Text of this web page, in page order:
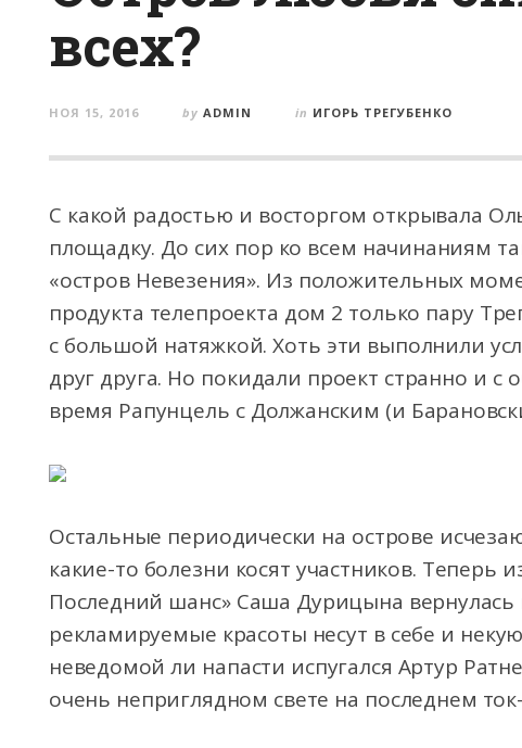
всех?
НОЯ 15, 2016 by ADMIN in ИГОРЬ ТРЕГУБЕНКО
С какой радостью и восторгом открывала
площадку. До сих пор ко всем начинаниям
«остров Невезения». Из положительных
продукта телепроекта дом 2 только пару
с большой натяжкой. Хоть эти выполнили
друг друга. Но покидали проект странно и
время Рапунцель с Должанским (и
Остальные периодически на острове
какие-то болезни косят участников. Теперь
Последний шанс» Саша Дурицына вернулась
рекламируемые красоты несут в себе и
неведомой ли напасти испугался Артур
очень неприглядном свете на последнем